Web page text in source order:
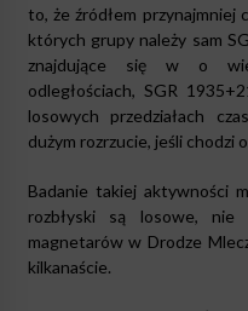
to, że źródłem przynajmniej
których grupy należy sam
znajdujące się w o
odległościach, SGR
losowych przedziałach
dużym rozrzucie, jeśli chodzi
Badanie takiej aktywności
rozbłyski są losowe, nie
magnetarów w Drodze
kilkanaście.